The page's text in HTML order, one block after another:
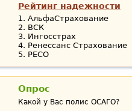
Рейтинг надежности
АльфаСтрахование
ВСК
Ингосстрах
Ренессанс Страхование
РЕСО
Опрос
Какой у Вас полис ОСАГО?